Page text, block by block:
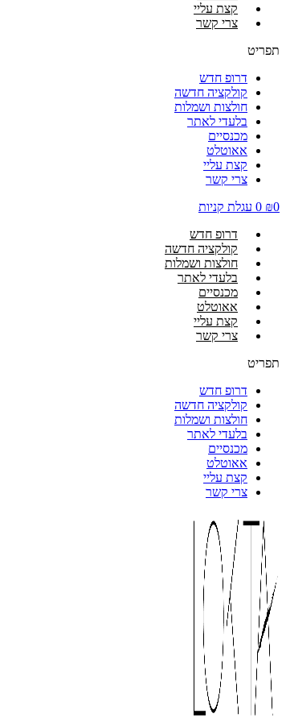
קצת עליי
צרי קשר
תפריט
דרופ חדש
קולקציה חדשה
חולצות ושמלות
בלעדי לאתר
מכנסיים
אאוטלט
קצת עליי
צרי קשר
₪0
0 עגלת קניות
דרופ חדש
קולקציה חדשה
חולצות ושמלות
בלעדי לאתר
מכנסיים
אאוטלט
קצת עליי
צרי קשר
תפריט
דרופ חדש
קולקציה חדשה
חולצות ושמלות
בלעדי לאתר
מכנסיים
אאוטלט
קצת עליי
צרי קשר